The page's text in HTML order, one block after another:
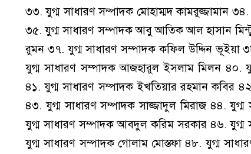
৩৩. যুগ্ম সাধারণ সম্পাদক মোহাম্মদ কামরুজ্জামান
৩৫. যুগ্ম সাধারণ সম্পাদক আবু আতিক আল হাসান
রুমন ৩৭. যুগ্ম সাধারণ সম্পাদক কফিল উদ্দিন ভূইয়া
যুগ্ম সাধারণ সম্পাদক আজহারুল ইসলাম মিলন ৪০.
৪১. যুগ্ম সাধারণ সম্পাদক ইখতিয়ার রহমান কবির
৪৩. যুগ্ম সাধারণ সম্পাদক সাজ্জাদুল মিরাজ ৪৪.
যুগ্ম সাধারণ সম্পাদক আবদুল করিম সরকার ৪৬.
যুগ্ম সাধারণ সম্পাদক গোলাম মোস্তফা ৪৮. যুগ্ম